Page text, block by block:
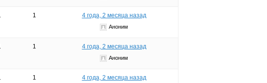
1 4 года, 2 месяца назад
Аноним
1 4 года, 2 месяца назад
Аноним
1 4 года, 2 месяца назад